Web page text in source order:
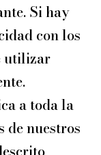
Si hay
con los
utilizar
a toda la
de nuestros